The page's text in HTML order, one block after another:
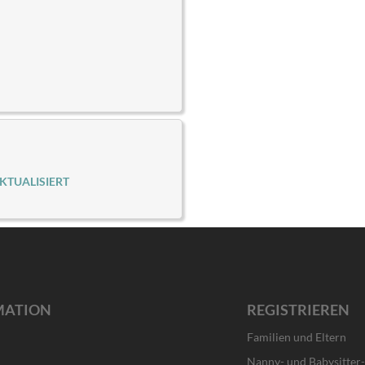
REGISTRIEREN
Familien und Eltern
Nanny- und